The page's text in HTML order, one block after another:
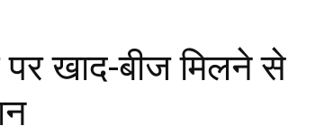
खाद-बीज मिलने से